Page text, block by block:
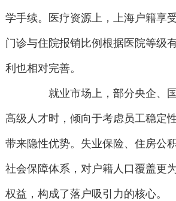
学手续。医疗资源上，上海户籍享
门诊与住院报销比例根据医院等级
利也相对完善。
就业市场上，部分央企、国
高级人才时，倾向于考虑员工稳定
带来隐性优势。失业保险、住房公
社会保障体系，对户籍人口覆盖更
权益，构成了落户吸引力的核心。